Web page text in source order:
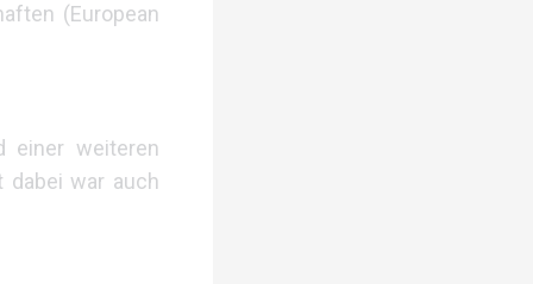
(European
einer weiteren
dabei war auch